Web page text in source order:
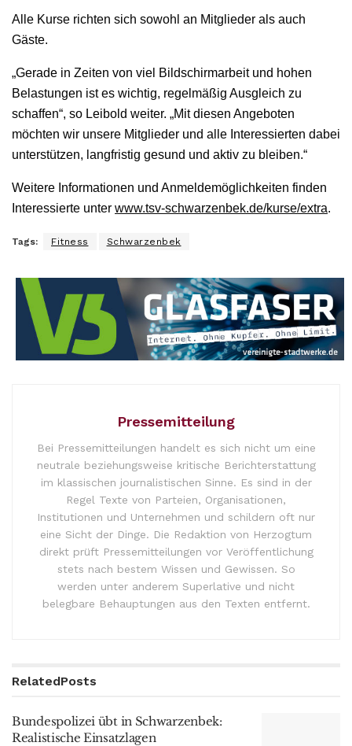
Alle Kurse richten sich sowohl an Mitglieder als auch
Gäste.
„Gerade in Zeiten von viel Bildschirmarbeit und hohen
Belastungen ist es wichtig, regelmäßig Ausgleich zu
schaffen“, so Leibold weiter. „Mit diesen Angeboten
möchten wir unsere Mitglieder und alle Interessierten dabei
unterstützen, langfristig gesund und aktiv zu bleiben.“
Weitere Informationen und Anmeldemöglichkeiten finden
Interessierte unter www.tsv-schwarzenbek.de/kurse/extra.
Tags: Fitness Schwarzenbek
Pressemitteilung
Bei Pressemitteilungen handelt es sich nicht um eine
neutrale beziehungsweise kritische Berichterstattung
im klassischen journalistischen Sinne. Es sind in der
Regel Texte von Parteien, Organisationen,
Institutionen und Unternehmen und schildern oft nur
eine Sicht der Dinge. Die Redaktion von Herzogtum
direkt prüft Pressemitteilungen vor Veröffentlichung
stets nach bestem Wissen und Gewissen. So
werden unter anderem Superlative und nicht
belegbare Behauptungen aus den Texten entfernt.
RelatedPosts
Bundespolizei übt in Schwarzenbek:
Realistische Einsatzlagen